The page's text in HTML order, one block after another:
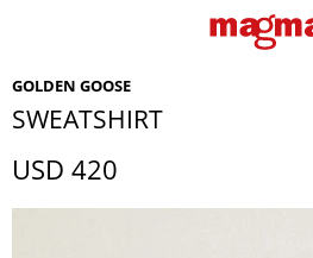
GOLDEN GOOSE
SWEATSHIRT
USD 420